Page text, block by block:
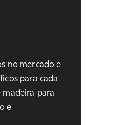
no mercado e
para cada
madeira para
e